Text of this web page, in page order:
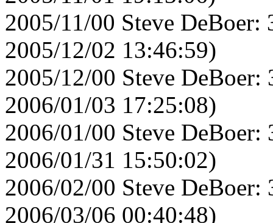
2005/11/00 Steve
2005/12/02 13:46:59)
2005/12/00 Steve
2006/01/03 17:25:08)
2006/01/00 Steve
2006/01/31 15:50:02)
2006/02/00 Steve
2006/03/06 00:40:48)